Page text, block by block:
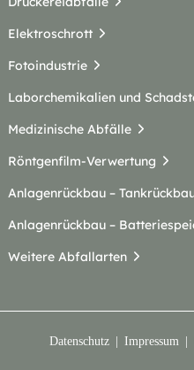
Elektroschrott
Fotoindustrie
Laborchemikalien und
Medizinische Abfälle
Röntgenfilm-Verwertung
Anlagenrückbau –
Anlagenrückbau –
Weitere Abfallarten
Datenschutz Impressum